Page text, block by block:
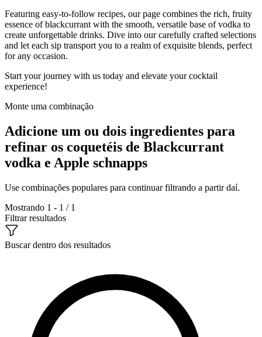
Featuring easy-to-follow recipes, our page combines the rich, fruity
essence of blackcurrant with the smooth, versatile base of vodka to
create unforgettable drinks. Dive into our carefully crafted selections
and let each sip transport you to a realm of exquisite blends, perfect
for any occasion.
Start your journey with us today and elevate your cocktail
experience!
Monte uma combinação
Adicione um ou dois ingredientes para
refinar os coquetéis de Blackcurrant
vodka e Apple schnapps
Use combinações populares para continuar filtrando a partir daí.
Mostrando 1 - 1 / 1
Filtrar resultados
Buscar dentro dos resultados